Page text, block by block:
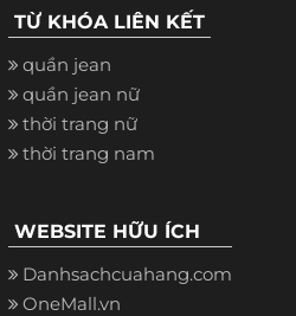
TỪ KHÓA LIÊN KẾT
quần jean
quần jean nữ
thời trang nữ
thời trang nam
WEBSITE HỮU ÍCH
Danhsachcuahang.com
OneMall.vn